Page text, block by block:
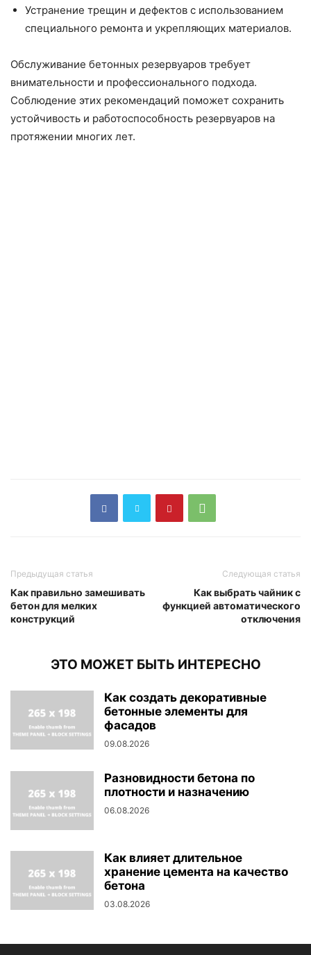
Устранение трещин и дефектов с использованием
специального ремонта и укрепляющих материалов.
Обслуживание бетонных резервуаров требует
внимательности и профессионального подхода.
Соблюдение этих рекомендаций поможет сохранить
устойчивость и работоспособность резервуаров на
протяжении многих лет.
Предыдущая статья
Как правильно замешивать
бетон для мелких
конструкций
Следующая статья
Как выбрать чайник с
функцией автоматического
отключения
ЭТО МОЖЕТ БЫТЬ ИНТЕРЕСНО
Как создать декоративные
бетонные элементы для
фасадов
09.08.2026
Разновидности бетона по
плотности и назначению
06.08.2026
Как влияет длительное
хранение цемента на качество
бетона
03.08.2026